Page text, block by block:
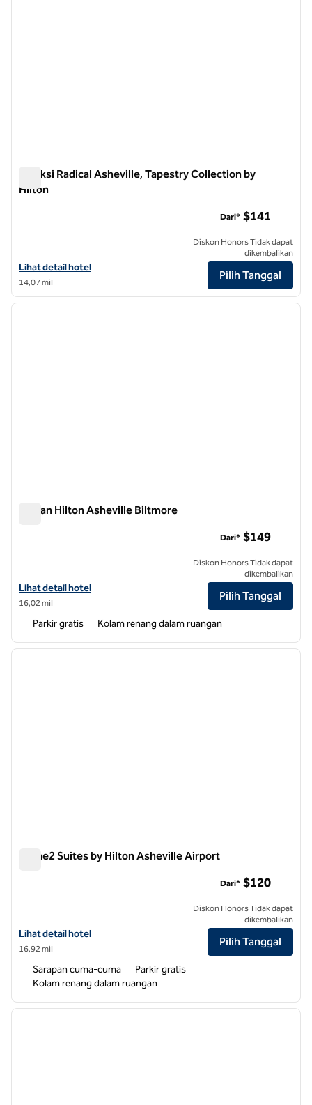
Koleksi Radical Asheville, Tapestry Collection by
Hilton
Lihat detail hotel untuk The Radical Asheville, Tapestry Collection
Lihat detail hotel
14,07 mil
Dari* $141
Diskon Honors Tidak dapat
dikembalikan
Pilih Tanggal
1/12
1 dari 12
Taman Hilton Asheville Biltmore
Lihat detail hotel untuk Hilton Asheville Biltmore Park
Lihat detail hotel
16,02 mil
Dari* $149
Diskon Honors Tidak dapat
dikembalikan
Pilih Tanggal
Parkir gratis Kolam renang dalam ruangan
1 dari 12
Home2 Suites by Hilton Asheville Airport
Lihat perincian hotel untuk Home2 Suites by Hilton Asheville Airport
Lihat detail hotel
16,92 mil
Dari* $120
Diskon Honors Tidak dapat
dikembalikan
Pilih Tanggal
Sarapan cuma-cuma
Parkir gratis
Kolam renang dalam ruangan
1 dari 12